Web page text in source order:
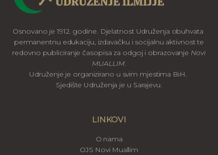
Osnovano je 1912. godine. Djelatnost Udruženja obuhvata
permanentnu edukaciju, izdavačku i socijalnu aktivnost te
redovno publiciranje časopisa za odgoj i obrazovanje Novi
MUALLIM.
Udruženje je organizirano u svim mjestima BiH.
Sjedište Udruženja je u Sarajevu.
LINKOVI
O nama
OJS Novi Muallim